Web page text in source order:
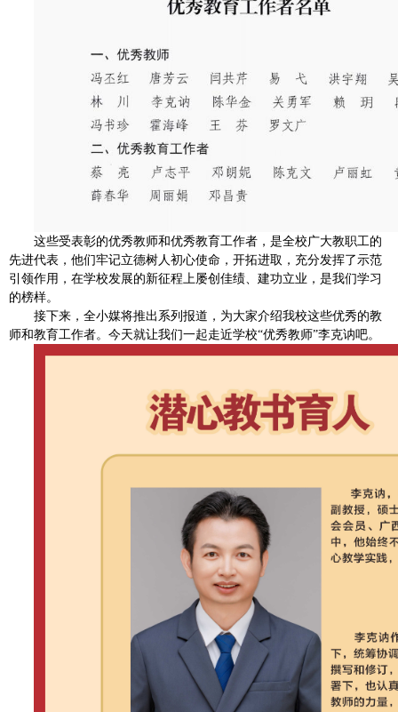
这些受表彰的优秀教师和优秀教育工作者，是全校广大教职工的
先进代表，他们牢记立德树人初心使命，开拓进取，充分发挥了示范
引领作用，在学校发展的新征程上屡创佳绩、建功立业，是我们学习
的榜样。
接下来，全小媒将推出系列报道，为大家介绍我校这些优秀的教
师和教育工作者。 今天就让我们一起走近学校“优秀教师”李克讷吧。